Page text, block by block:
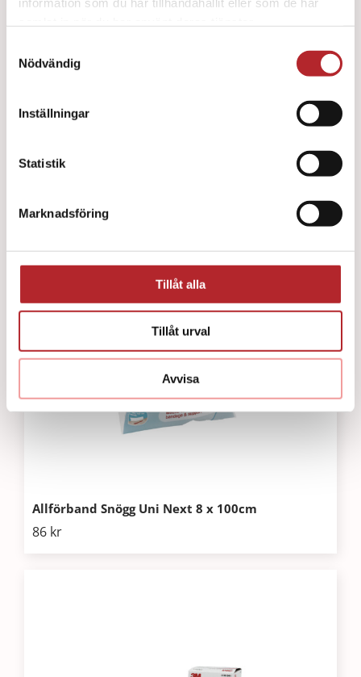
Nödvändig
Inställningar
Statistik
Marknadsföring
Tillåt alla
Tillåt urval
Avvisa
Pocketmask O² ventil/filter
Allförband Snögg Uni Next 8 x 100cm
86 kr